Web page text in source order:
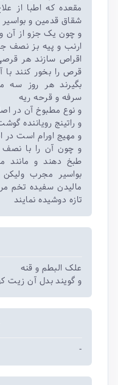
مقعده که اطبا از
شقاق قدمین و
و چون یک جزو از آن
ارنب و پیه بز نصف
اقراص سازند هر
قرص را بخور کنند با
بگیرند هر روز سه
سرفه و قرحه ریه
و نوع مطبوخ آن در
و راتینج رویاننده
و مهیج اورام است در
و چون آن را با نصف
طبخ دهند و مانند
بواسیر مجرب
مالیدن سفیده تخم
تازه دوشیده نمایند
علک البطم و قنه
و گویند بدل آن زیت
-